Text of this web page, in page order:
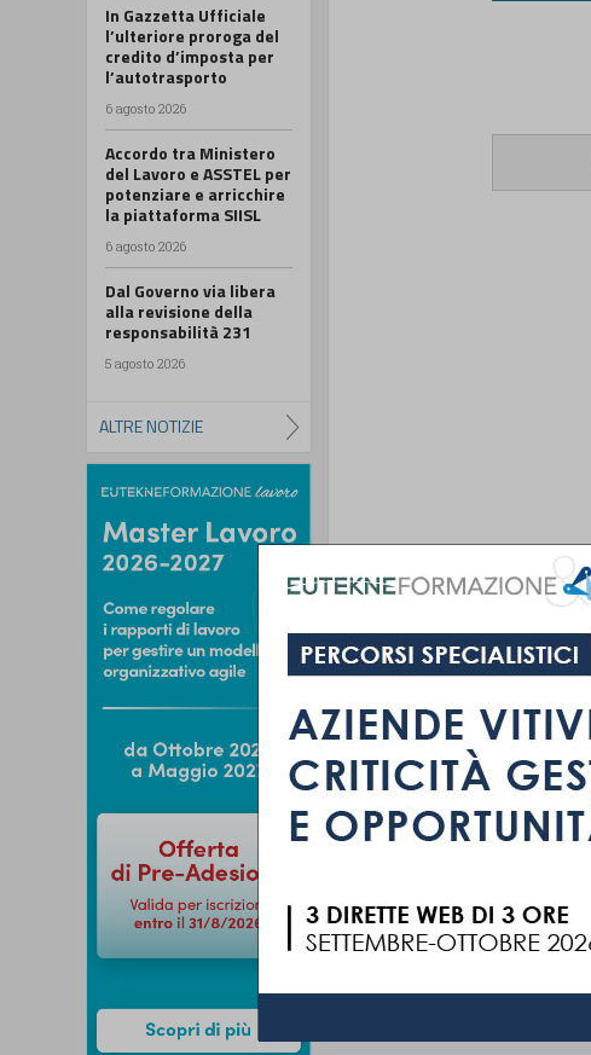
In Gazzetta Ufficiale
l’ulteriore proroga del
credito d’imposta per
l’autotrasporto
6 agosto 2026
Accordo tra Ministero
del Lavoro e ASSTEL per
potenziare e arricchire
la piattaforma SIISL
6 agosto 2026
Dal Governo via libera
alla revisione della
responsabilità 231
5 agosto 2026
ALTRE NOTIZIE